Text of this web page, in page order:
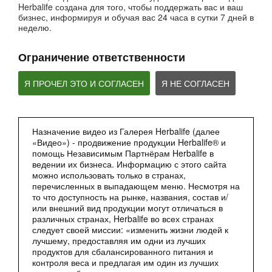
Herbalife создана для того, чтобы поддержать вас и ваш
бизнес, информируя и обучая вас 24 часа в сутки 7 дней в
неделю.
Ограничение ответственности
Я ПРОЧЕЛ ЭТО И СОГЛАСЕН Я НЕ СОГЛАСЕН
Назначение видео из Галерея Herbalife (далее
«Видео») - продвижение продукции Herbalife® и
помощь Независимым Партнёрам Herbalife в
ведении их бизнеса. Информацию с этого сайта
можно использовать только в странах,
перечисленных в выпадающем меню. Несмотря на
то что доступность на рынке, названия, состав и/
или внешний вид продукции могут отличаться в
различных странах, Herbalife во всех странах
следует своей миссии: «изменить жизни людей к
лучшему, предоставляя им одни из лучших
продуктов для сбалансированного питания и
контроля веса и предлагая им один из лучших
Мультфильм - Формула 1 Вечерний Коктейль
Сбалансированное питание 24 часа